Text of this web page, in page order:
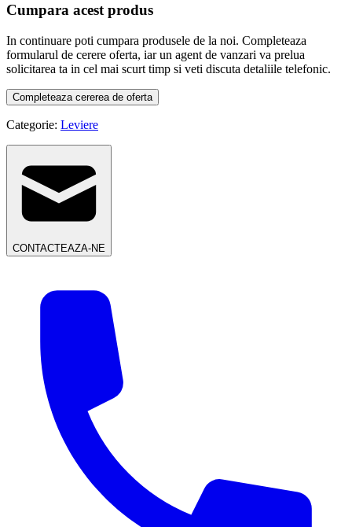
Cumpara acest produs
In continuare poti cumpara produsele de la noi. Completeaza
formularul de cerere oferta, iar un agent de vanzari va prelua
solicitarea ta in cel mai scurt timp si veti discuta detaliile telefonic.
Completeaza cererea de oferta
Categorie: Leviere
CONTACTEAZA-NE